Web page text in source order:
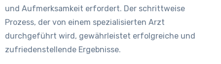
und Aufmerksamkeit erfordert. Der schrittweise
Prozess, der von einem spezialisierten Arzt
durchgeführt wird, gewährleistet erfolgreiche und
zufriedenstellende Ergebnisse.